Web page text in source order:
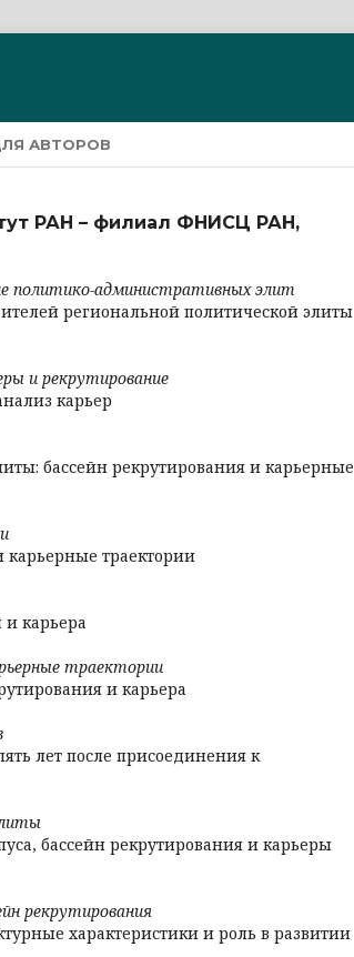
АВТОРОВ
РАН – филиал ФНИСЦ РАН,
политико-административных элит
региональной политической элиты
и рекрутирование
карьер
бассейн рекрутирования и карьерные
траектории
и карьера
траектории
и карьера
лет после присоединения к
бассейн рекрутирования и карьеры
рекрутирования
характеристики и роль в развитии